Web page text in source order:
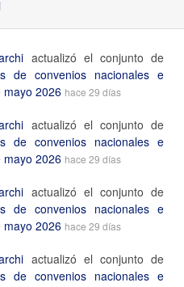
actualizó el conjunto de
de convenios nacionales e
mayo 2026 hace 29 días
actualizó el conjunto de
de convenios nacionales e
mayo 2026 hace 29 días
actualizó el conjunto de
de convenios nacionales e
mayo 2026 hace 29 días
actualizó el conjunto de
de convenios nacionales e